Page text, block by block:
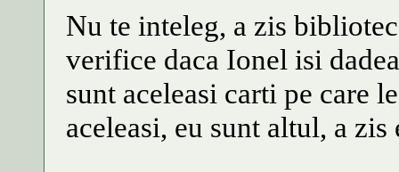
Nu te inteleg, a zis
verifice daca Ionel isi
sunt aceleasi carti pe care
aceleasi, eu sunt altul, a zis